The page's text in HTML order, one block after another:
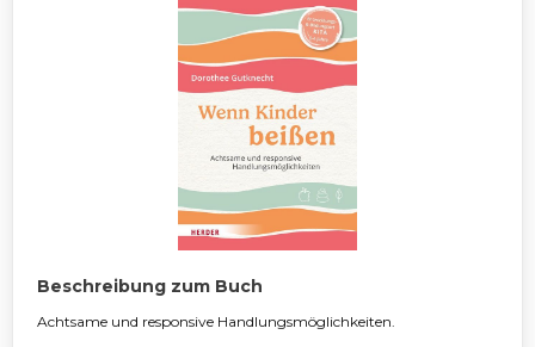
Beschreibung zum Buch
Achtsame und responsive Handlungsmöglichkeiten.